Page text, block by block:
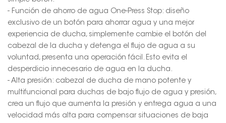
- Función de ahorro de agua One-Press Stop: diseño
exclusivo de un botón para ahorrar agua y una mejor
experiencia de ducha, simplemente cambie el botón del
cabezal de la ducha y detenga el flujo de agua a su
voluntad, presenta una operación fácil. Esto evita el
desperdicio innecesario de agua en la ducha.
- Alta presión: cabezal de ducha de mano potente y
multifuncional para duchas de bajo flujo de agua y presión,
crea un flujo que aumenta la presión y entrega agua a una
velocidad más alta para compensar situaciones de baja